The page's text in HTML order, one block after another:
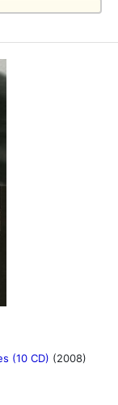
(10 CD) (2008)